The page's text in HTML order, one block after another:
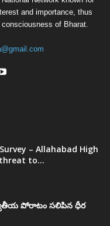
and importance, thus
of Bharat.
– Allahabad High
to...
పోరాటం సలిపిన ధీర